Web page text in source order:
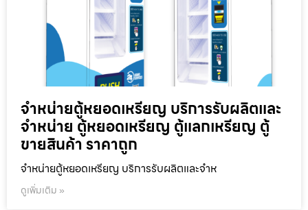
จำหน่ายตู้หยอดเหรียญ บริการรับผลิตและ
จำหน่าย ตู้หยอดเหรียญ ตู้แลกเหรียญ ตู้
ขายสินค้า ราคาถูก
จำหน่ายตู้หยอดเหรียญ บริการรับผลิตและจำห
ดูเพิ่มเติม »